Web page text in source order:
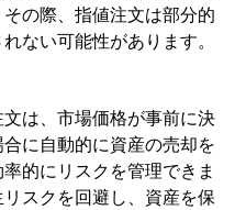
の際、指値注文は部分的
ない可能性があります。
文は、市場価格が事前に決
に自動的に資産の売却を
的にリスクを管理できま
スクを回避し、資産を保